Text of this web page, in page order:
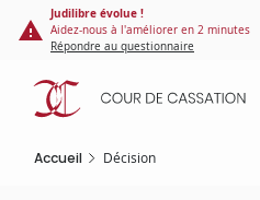
Panneau de gestion des cookies
contenu
principal
Judilibre évolue !
Aidez-nous à l'améliorer en 2 minutes
Répondre au questionnaire
Accueil Décision